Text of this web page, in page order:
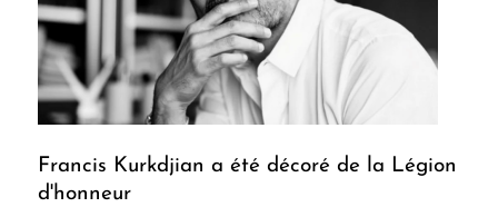
Francis Kurkdjian a été décoré de la Légion
d'honneur